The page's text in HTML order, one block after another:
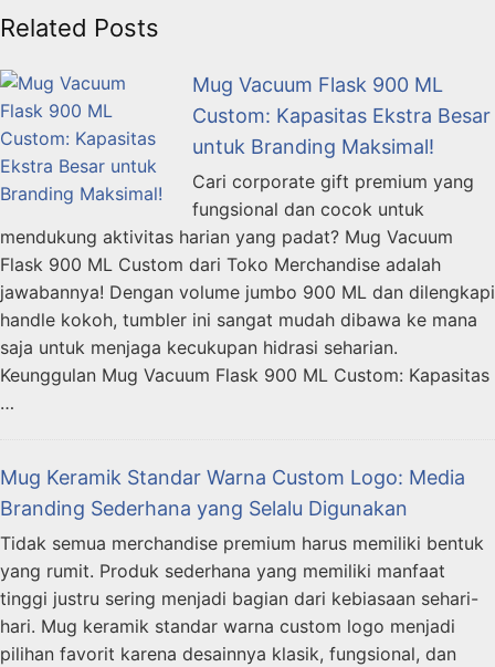
Related Posts
Mug Vacuum Flask 900 ML
Custom: Kapasitas Ekstra Besar
untuk Branding Maksimal!
Cari corporate gift premium yang
fungsional dan cocok untuk
mendukung aktivitas harian yang padat? Mug Vacuum
Flask 900 ML Custom dari Toko Merchandise adalah
jawabannya! Dengan volume jumbo 900 ML dan dilengkapi
handle kokoh, tumbler ini sangat mudah dibawa ke mana
saja untuk menjaga kecukupan hidrasi seharian.
Keunggulan Mug Vacuum Flask 900 ML Custom: Kapasitas
…
Mug Keramik Standar Warna Custom Logo: Media
Branding Sederhana yang Selalu Digunakan
Tidak semua merchandise premium harus memiliki bentuk
yang rumit. Produk sederhana yang memiliki manfaat
tinggi justru sering menjadi bagian dari kebiasaan sehari-
hari. Mug keramik standar warna custom logo menjadi
pilihan favorit karena desainnya klasik, fungsional, dan